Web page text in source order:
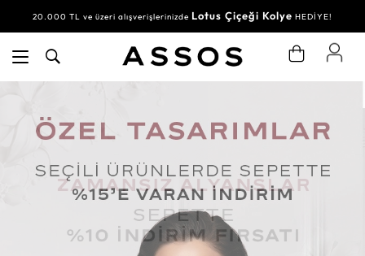
20.000 TL ve üzeri alışverişlerinizde Lotus Çiçeği Kolye HEDİYE!